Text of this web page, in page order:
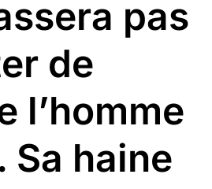
pas
de
l’homme
Sa haine